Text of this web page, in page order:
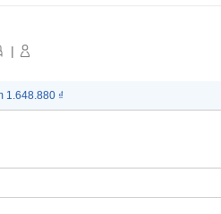
|
1.648.880 ₫